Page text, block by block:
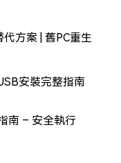
方案 | 舊PC重生
安裝完整指南
南 – 安全執行